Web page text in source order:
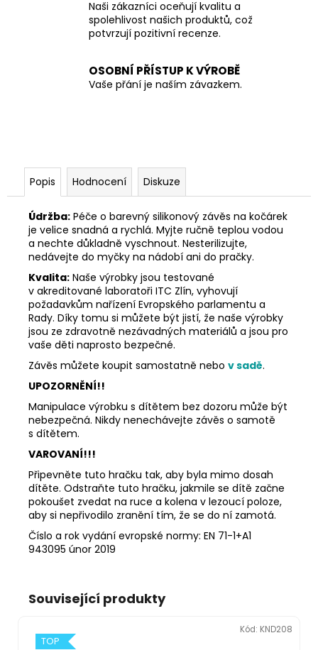
Naši zákazníci oceňují kvalitu a
spolehlivost našich produktů, což
potvrzují pozitivní recenze.
OSOBNÍ PŘÍSTUP K VÝROBĚ
Vaše přání je naším závazkem.
Popis Hodnocení Diskuze
Údržba: Péče o barevný silikonový závěs na kočárek
je velice snadná a rychlá. Myjte ručně teplou vodou
a nechte důkladně vyschnout. Nesterilizujte,
nedávejte do myčky na nádobí ani do pračky.
Kvalita: Naše výrobky jsou testované
v akreditované laboratoři ITC Zlín, vyhovují
požadavkům nařízení Evropského parlamentu a
Rady. Díky tomu si můžete být jistí, že naše výrobky
jsou ze zdravotně nezávadných materiálů a jsou pro
vaše děti naprosto bezpečné.
Závěs můžete koupit samostatně nebo v sadě.
UPOZORNĚNÍ!!
Manipulace výrobku s dítětem bez dozoru může být
nebezpečná. Nikdy nenechávejte závěs o samotě
s dítětem.
VAROVANÍ!!!
Připevněte tuto hračku tak, aby byla mimo dosah
dítěte. Odstraňte tuto hračku, jakmile se dítě začne
pokoušet zvedat na ruce a kolena v lezoucí poloze,
aby si nepřivodilo zranění tím, že se do ní zamotá.
Číslo a rok vydání evropské normy: EN 71-1+A1
943095 únor 2019
Související produkty
TOP
Kód: KND208